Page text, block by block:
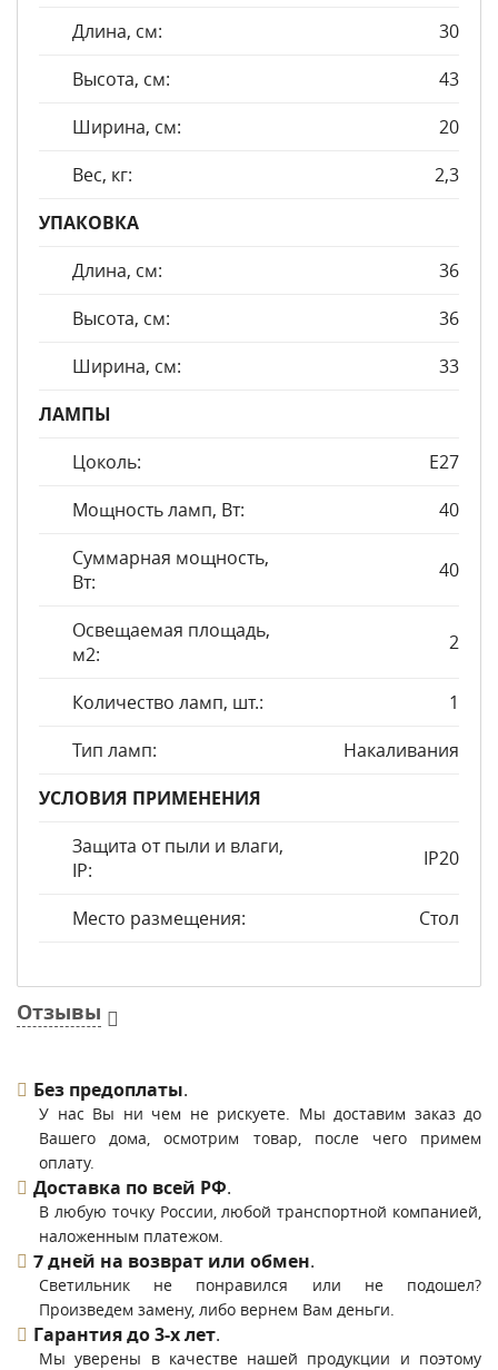
Длина, см:
30
Высота, см:
43
Ширина, см:
20
Вес, кг:
2,3
УПАКОВКА
Длина, см:
36
Высота, см:
36
Ширина, см:
33
ЛАМПЫ
Цоколь:
E27
Мощность ламп, Вт:
40
Суммарная мощность,
Вт:
40
Освещаемая площадь,
м2:
2
Количество ламп, шт.:
1
Тип ламп:
Накаливания
УСЛОВИЯ ПРИМЕНЕНИЯ
Защита от пыли и влаги,
IP:
IP20
Место размещения: Стол
Отзывы
Без предоплаты.
У нас Вы ни чем не рискуете. Мы доставим заказ до
Вашего дома, осмотрим товар, после чего примем
оплату.
Доставка по всей РФ.
В любую точку России, любой транспортной компанией,
наложенным платежом.
7 дней на возврат или обмен.
Светильник не понравился или не подошел?
Произведем замену, либо вернем Вам деньги.
Гарантия до 3-х лет.
Мы уверены в качестве нашей продукции и поэтому